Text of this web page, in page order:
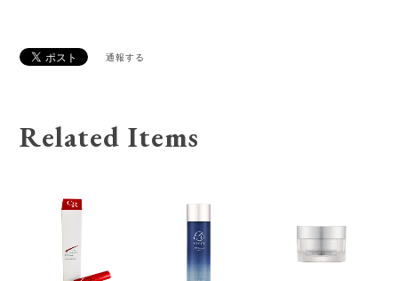
通報する
Related Items